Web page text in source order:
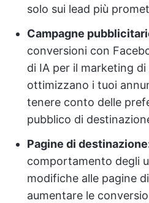
solo sui lead più
Campagne
conversioni con
di IA per il marketing
ottimizzano i tuoi
tenere conto delle
pubblico di
Pagine di destinazione
comportamento degli
modifiche alle pagine
aumentare le